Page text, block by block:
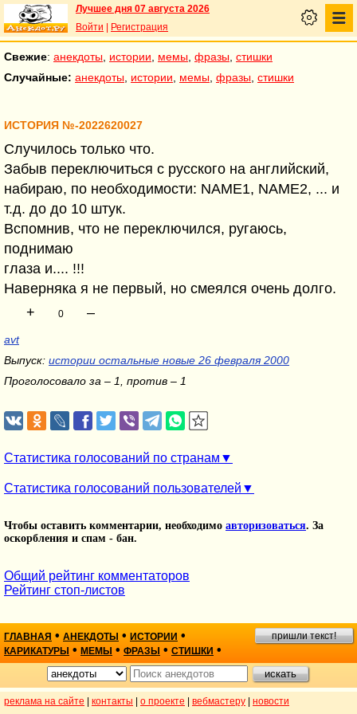
Лучшее дня 07 августа 2026
Войти
Регистрация
Свежие: анекдоты истории мемы фразы стишки
Случайные: анекдоты истории мемы фразы стишки
ИСТОРИЯ №-2022620027
Случилось только что.
Забыв переключиться с русского на английский,
набираю, по необходимости: NAME1, NAME2, ... и
т.д. до до 10 штук.
Вспомнив, что не переключился, ругаюсь,
поднимаю
глаза и.... !!!
Наверняка я не первый, но смеялся очень долго.
+
0 –
avt
Выпуск: истории остальные новые 26 февраля 2000
Проголосовало за – 1, против – 1
Статистика голосований по странам
Статистика голосований пользователей
Чтобы оставить комментарии, необходимо авторизоваться. За
оскорбления и спам - бан.
Общий рейтинг комментаторов
Рейтинг стоп-листов
ГЛАВНАЯ • АНЕКДОТЫ • ИСТОРИИ •
КАРИКАТУРЫ • МЕМЫ • ФРАЗЫ • СТИШКИ •
пришли текст!
реклама на сайте контакты о проекте вебмастеру новости